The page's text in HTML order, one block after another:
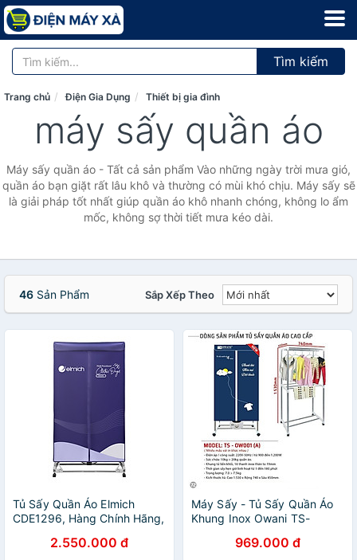
Tìm kiếm
Trang chủ Điện Gia Dụng Thiết bị gia đình
máy sấy quần áo
Máy sấy quần áo - Tất cả sản phẩm Vào những ngày trời mưa gió,
quần áo bạn giặt rất lâu khô và thường có mùi khó chịu. Máy sấy sẽ
là giải pháp tốt nhất giúp quần áo khô nhanh chóng, không lo ẩm
mốc, không sợ thời tiết mưa kéo dài.
46 Sản Phẩm Sắp Xếp Theo
Tủ Sấy Quần Áo Elmich
CDE1296, Hàng Chính Hãng,
Tầng - JoyMall
2.550.000 đ
Máy Sấy - Tủ Sấy Quần Áo
Khung Inox Owani TS-
Hàng Chính Hãng
969.000 đ